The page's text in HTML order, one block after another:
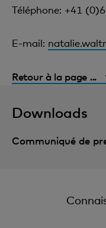
Téléphone: +41
E-mail:
Retour à la page ...
Downloads
Communiqué de